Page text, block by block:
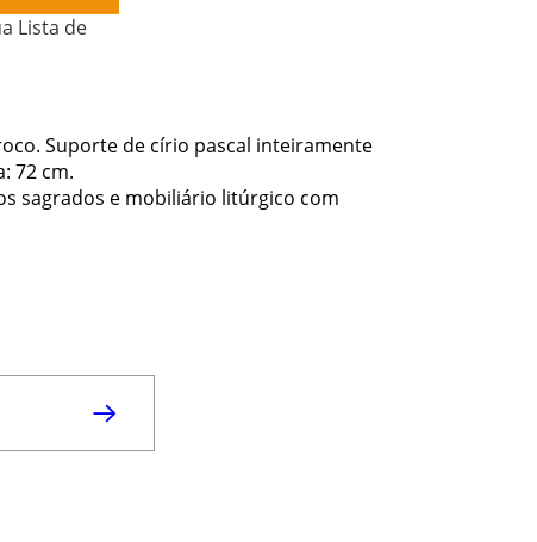
Lista de
Suporte de círio pascal inteiramente
72 cm.
sagrados e mobiliário litúrgico com